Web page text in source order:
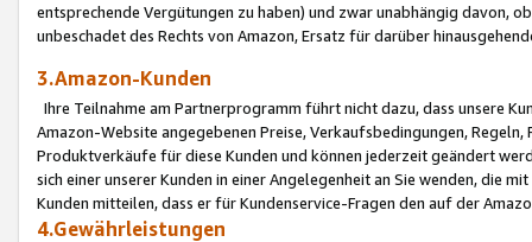
entsprechende Vergütungen zu haben) und zwar unabhängig davon,
unbeschadet des Rechts von Amazon, Ersatz für darüber
3.Amazon-Kunden
Ihre Teilnahme am Partnerprogramm führt nicht dazu, dass unsere
Amazon-Website angegebenen Preise, Verkaufsbedingungen,
Produktverkäufe für diese Kunden und können jederzeit geändert
sich einer unserer Kunden in einer Angelegenheit an Sie wenden, die
Kunden mitteilen, dass er für Kundenservice-Fragen den auf der
4.Gewährleistungen